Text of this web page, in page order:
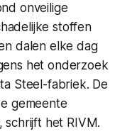
onveilige
stoffen
dalen elke dag
het onderzoek
Steel-fabriek. De
gemeente
het RIVM.